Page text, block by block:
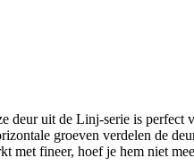
uit de Linj-serie is perfect
groeven verdelen de
met fineer, hoef je hem niet